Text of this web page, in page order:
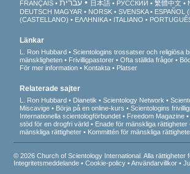
FRANÇAIS
עברית 日本語 РУССКИЙ 繁體中文
DEUTSCH MAGYAR NORSK SVENSKA ESPAÑOL
(CASTELLANO)
ΕΛΛΗΝΙΚA ITALIANO
Länkar
L. Ron Hubbard Scientologins trossatser och religiösa
mänskligheten
Frivilligpastorer Ofta ställda frågor
För mer information
Kontakta Platser
Relaterade sajter
L. Ron Hubbard Dianetik Scientology Network
Miscavige
Börja på en online-kurs
Scientologins
Internationella scientologförbundet
Freedom Magazine
stöd för en drogfri värld
Enade för mänskliga rättigheter
mänskliga rättigheter
Kommittén för mänskliga
© 2026 Church of Scientology International. Alla rättigheter
Integritetsmeddelande •Cookie-policy •Användarvillkor •